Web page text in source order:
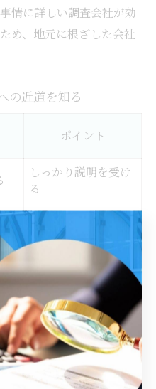
情に詳しい調査会社が効
め、地元に根ざした会社
の近道を知る
ポイント
しっかり説明を受け
る
後
コミュニケーション
が重要
受
必要に応じ弁護士相
談も
めには、事前準備と正し
ん。まずは無料相談で状